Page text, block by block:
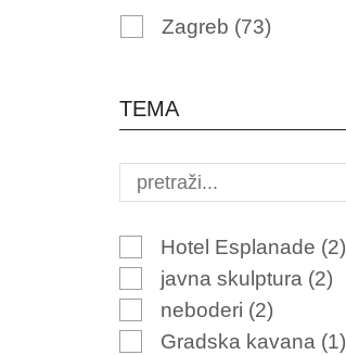
Zagreb (73)
TEMA
Hotel Esplanade (2)
javna skulptura (2)
neboderi (2)
Gradska kavana (1)